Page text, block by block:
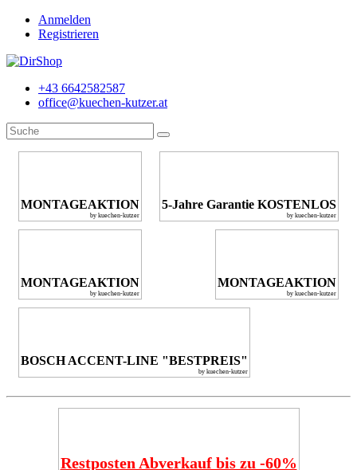
Anmelden
Registrieren
+43 6642582587
office@kuechen-kutzer.at
MONTAGEAKTION
by kuechen-kutzer
5-Jahre Garantie KOSTENLOS
by kuechen-kutzer
MONTAGEAKTION
by kuechen-kutzer
MONTAGEAKTION
by kuechen-kutzer
BOSCH ACCENT-LINE "BESTPREIS"
by kuechen-kutzer
Restposten Abverkauf bis zu -60%